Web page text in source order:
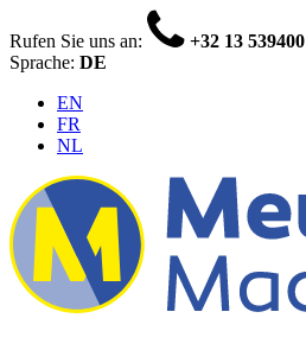
Rufen Sie uns an:
+32 13 539400
Sprache: DE
EN
FR
NL